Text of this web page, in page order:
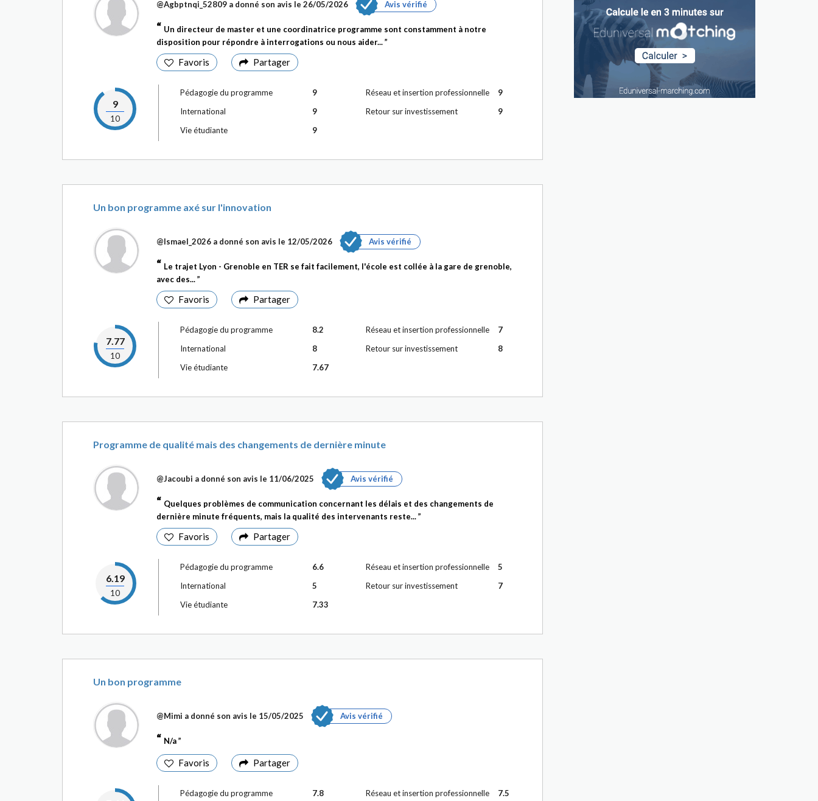
@Agbptnqi_52809 a donné son avis le 26/05/2026 Avis vérifié
Un directeur de master et une coordinatrice programme sont constamment à notre
disposition pour répondre à interrogations ou nous aider...
Favoris Partager
9
10
Pédagogie du programme
9
International
9
Vie étudiante
9
Réseau et insertion professionnelle
9
Retour sur investissement
9
Un bon programme axé sur l'innovation
@Ismael_2026 a donné son avis le 12/05/2026 Avis vérifié
Le trajet Lyon - Grenoble en TER se fait facilement, l'école est collée à la gare de grenoble,
avec des...
Favoris Partager
7.77
10
Pédagogie du programme
8.2
International
8
Vie étudiante
7.67
Réseau et insertion professionnelle
7
Retour sur investissement
8
Programme de qualité mais des changements de dernière minute
@Jacoubi a donné son avis le 11/06/2025 Avis vérifié
Quelques problèmes de communication concernant les délais et des changements de
dernière minute fréquents, mais la qualité des intervenants reste...
Favoris Partager
6.19
10
Pédagogie du programme
6.6
International
5
Vie étudiante
7.33
Réseau et insertion professionnelle
5
Retour sur investissement
7
Un bon programme
@Mimi a donné son avis le 15/05/2025 Avis vérifié
N/a
Favoris Partager
Pédagogie du programme
7.8
Réseau et insertion professionnelle
7.5